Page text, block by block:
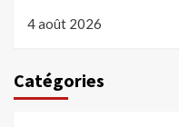
4 août 2026
Catégories